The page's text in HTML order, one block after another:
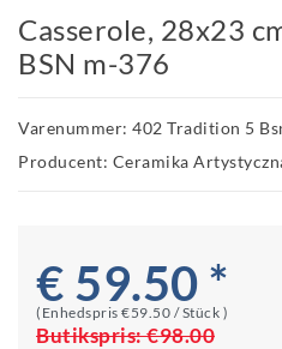
Casserole, 28x23
BSN m-376
Varenummer: 402 Tradition 5
Producent: Ceramika
€ 59.50 *
(Enhedspris €59.50 / Stück )
Butikspris:€98.00